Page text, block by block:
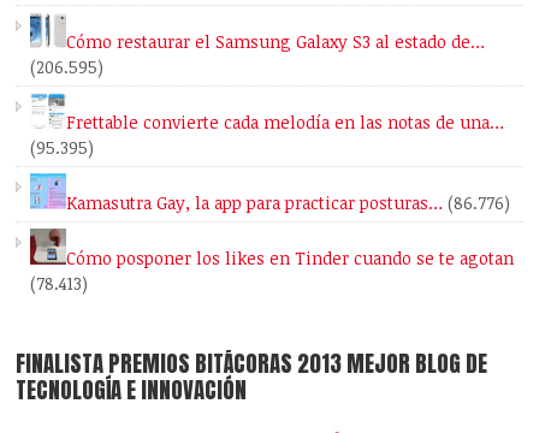
Cómo restaurar el Samsung Galaxy S3 al estado de…
(206.595)
Frettable convierte cada melodía en las notas de una…
(95.395)
Kamasutra Gay, la app para practicar posturas… (86.776)
Cómo posponer los likes en Tinder cuando se te agotan
(78.413)
FINALISTA PREMIOS BITÁCORAS 2013 MEJOR BLOG DE
TECNOLOGÍA E INNOVACIÓN